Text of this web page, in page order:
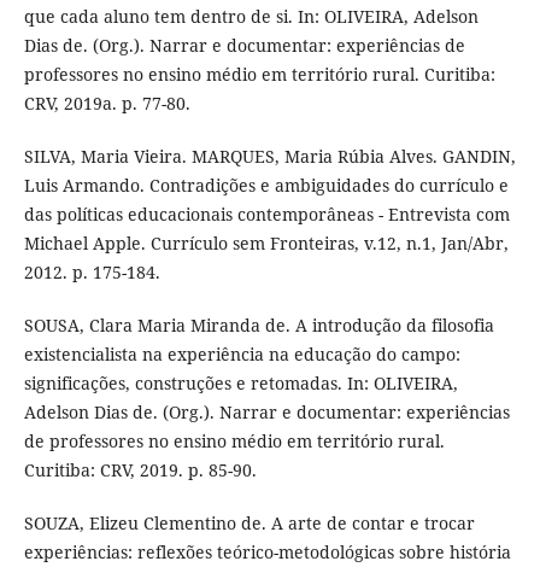
que cada aluno tem dentro de si. In: OLIVEIRA, Adelson
Dias de. (Org.). Narrar e documentar: experiências de
professores no ensino médio em território rural. Curitiba:
CRV, 2019a. p. 77-80.
SILVA, Maria Vieira. MARQUES, Maria Rúbia Alves. GANDIN,
Luis Armando. Contradições e ambiguidades do currículo e
das políticas educacionais contemporâneas - Entrevista com
Michael Apple. Currículo sem Fronteiras, v.12, n.1, Jan/Abr,
2012. p. 175-184.
SOUSA, Clara Maria Miranda de. A introdução da filosofia
existencialista na experiência na educação do campo:
significações, construções e retomadas. In: OLIVEIRA,
Adelson Dias de. (Org.). Narrar e documentar: experiências
de professores no ensino médio em território rural.
Curitiba: CRV, 2019. p. 85-90.
SOUZA, Elizeu Clementino de. A arte de contar e trocar
experiências: reflexões teórico-metodológicas sobre história